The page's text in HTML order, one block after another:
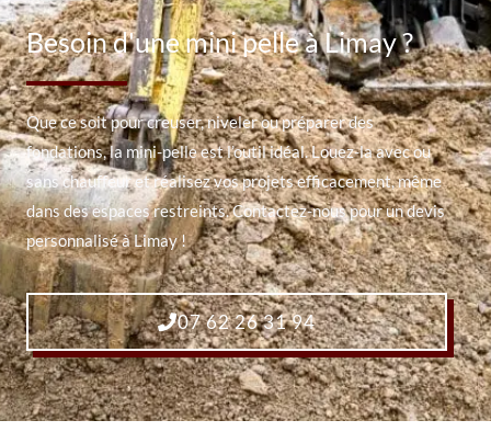
Besoin d'une mini pelle à Limay ?
Que ce soit pour creuser, niveler ou préparer des
fondations, la mini-pelle est l’outil idéal. Louez-la avec ou
sans chauffeur et réalisez vos projets efficacement, même
dans des espaces restreints. Contactez-nous pour un devis
personnalisé à Limay !
07 62 26 31 94